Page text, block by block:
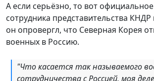
А если серьёзно, то вот
сотрудника представительства
он опровергл, что Северная Корея
военных в Россию.
"Что касается так называемого
сотрудничества с Россией, моя